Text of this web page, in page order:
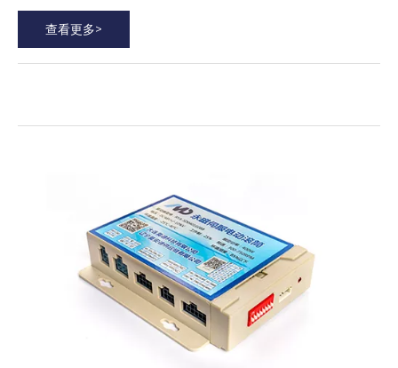
查看更多>